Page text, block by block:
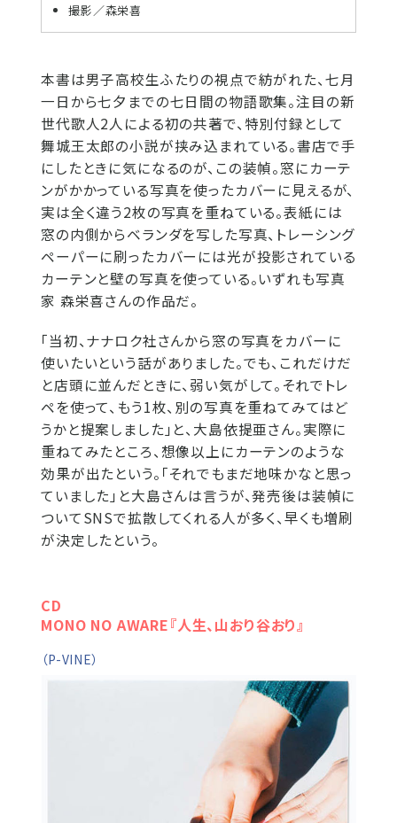
撮影／森栄喜
本書は男子高校生ふたりの視点で紡がれた、七月
一日から七夕までの七日間の物語歌集。注目の新
世代歌人2人による初の共著で、特別付録として
舞城王太郎の小説が挟み込まれている。書店で手
にしたときに気になるのが、この装幀。窓にカーテ
ンがかかっている写真を使ったカバーに見えるが、
実は全く違う2枚の写真を重ねている。表紙には
窓の内側からベランダを写した写真、トレーシング
ペーパーに刷ったカバーには光が投影されている
カーテンと壁の写真を使っている。いずれも写真
家 森栄喜さんの作品だ。
「当初、ナナロク社さんから窓の写真をカバーに
使いたいという話がありました。でも、これだけだ
と店頭に並んだときに、弱い気がして。それでトレ
ペを使って、もう1枚、別の写真を重ねてみてはど
うかと提案しました」と、大島依提亜さん。実際に
重ねてみたところ、想像以上にカーテンのような
効果が出たという。「それでもまだ地味かなと思っ
ていました」と大島さんは言うが、発売後は装幀に
ついてSNSで拡散してくれる人が多く、早くも増刷
が決定したという。
CD
MONO NO AWARE『人生、山おり谷おり』
（P-VINE）